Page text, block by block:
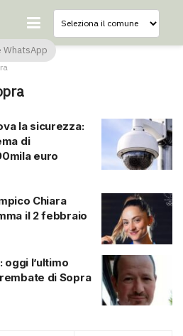
la sicurezza:
di
euro
Chiara
il 2 febbraio
oggi l’ultimo
di Sopra
WhatsApp